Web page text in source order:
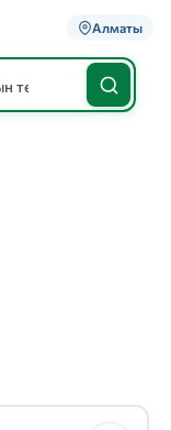
Алматы